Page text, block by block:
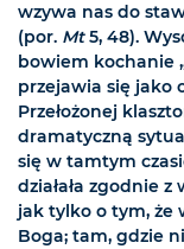
wzywa nas do
(por. Mt5, 48).
bowiem kochanie
przejawia się jako
Przełożonej
dramatyczną
się w tamtym
działała zgodnie
jak tylko o tym, że
Boga; tam, gdzie